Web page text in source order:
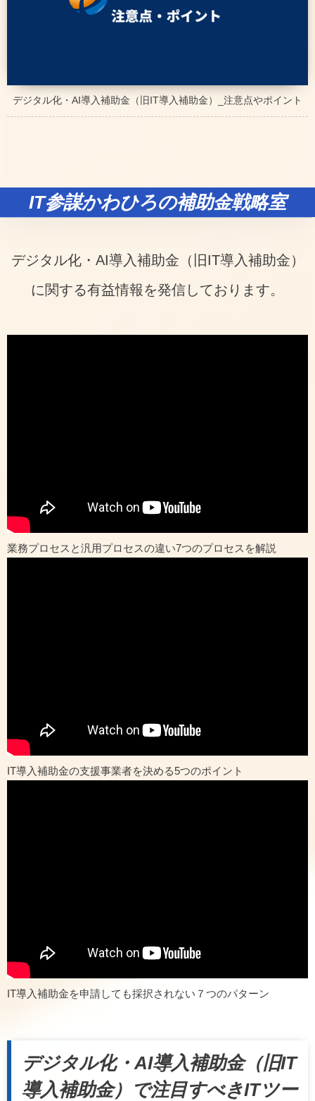
デジタル化・AI導入補助金（旧IT導入補助金）_注意点やポイント
IT参謀かわひろの補助金戦略室
デジタル化・AI導入補助金（旧IT導入補助金）
に関する有益情報を発信しております。
業務プロセスと汎用プロセスの違い7つのプロセスを解説
IT導入補助金の支援事業者を決める5つのポイント
IT導入補助金を申請しても採択されない７つのパターン
デジタル化・AI導入補助金（旧IT
導入補助金）で注目すべきITツー